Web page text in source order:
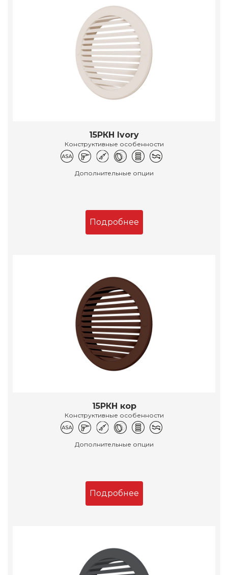
15РКН Ivory
Конструктивные особенности
Дополнительные опции
Подробнее
15РКН кор
Конструктивные особенности
Дополнительные опции
Подробнее